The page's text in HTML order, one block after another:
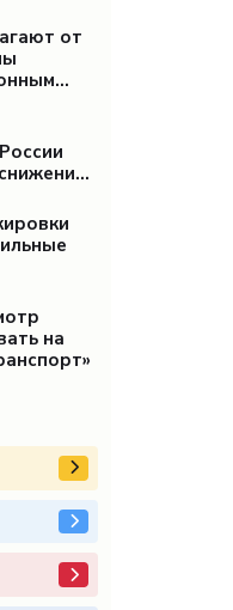
/ Недвижимость / Строй
/ Работа и
от
на